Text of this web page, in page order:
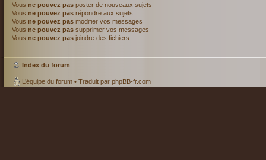
Vous ne pouvez pas poster de nouveaux sujets
Vous ne pouvez pas répondre aux sujets
Vous ne pouvez pas modifier vos messages
Vous ne pouvez pas supprimer vos messages
Vous ne pouvez pas joindre des fichiers
Index du forum
L’équipe du forum • Traduit par phpBB-fr.com